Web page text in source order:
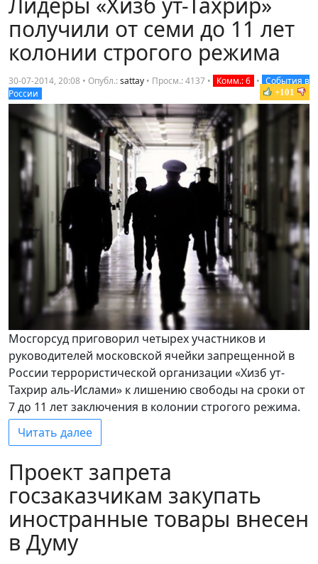
получили от семи до 11 лет
колонии строгого режима
30-07-2014, 20:08 • Опубл.:sattay • Просм.: 4137 • Комм.: 6 • События в
России
+101
Мосгорсуд приговорил четырех участников и
руководителей московской ячейки запрещенной в
России террористической организации «Хизб ут-
Тахрир аль-Ислами» к лишению свободы на сроки от
7 до 11 лет заключения в колонии строгого режима.
Читать далее
Проект запрета
госзаказчикам закупать
иностранные товары внесен
в Думу